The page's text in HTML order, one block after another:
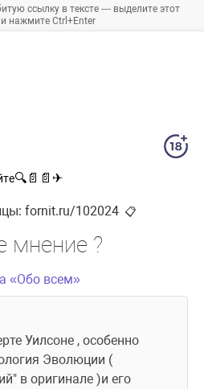
ссылку в тексте — выделите этот
нажмите Ctrl+Enter
🔍 📄 📄 ✈
fornit.ru/102024 📋
мнение ?
«Обо всем»
Уилсоне , особенно
Эволюции (
в оригинале )и его